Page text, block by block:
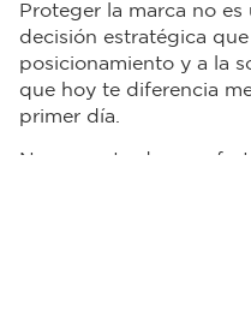
Proteger la marca no
decisión estratégica
posicionamiento y a la
que hoy te diferencia
primer día.
Nunca es tarde para